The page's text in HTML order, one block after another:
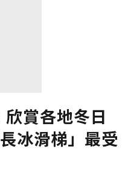
賞各地冬日
冰滑梯」最受